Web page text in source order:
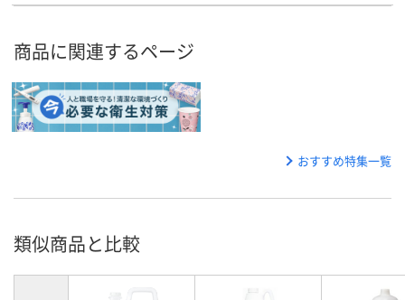
商品に関連するページ
おすすめ特集一覧
類似商品と比較